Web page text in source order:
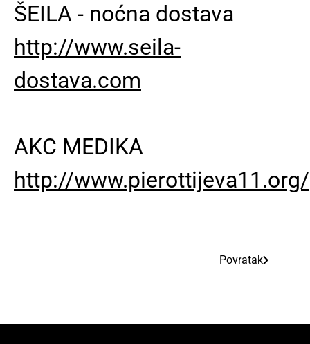
ŠEILA - noćna dostava
http://www.seila-
dostava.com
AKC MEDIKA
http://www.pierottijeva11.org/
Povratak